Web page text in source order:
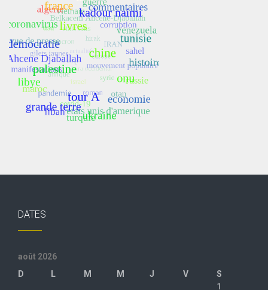
DATES
août 2026
D
L M M J V
S
1